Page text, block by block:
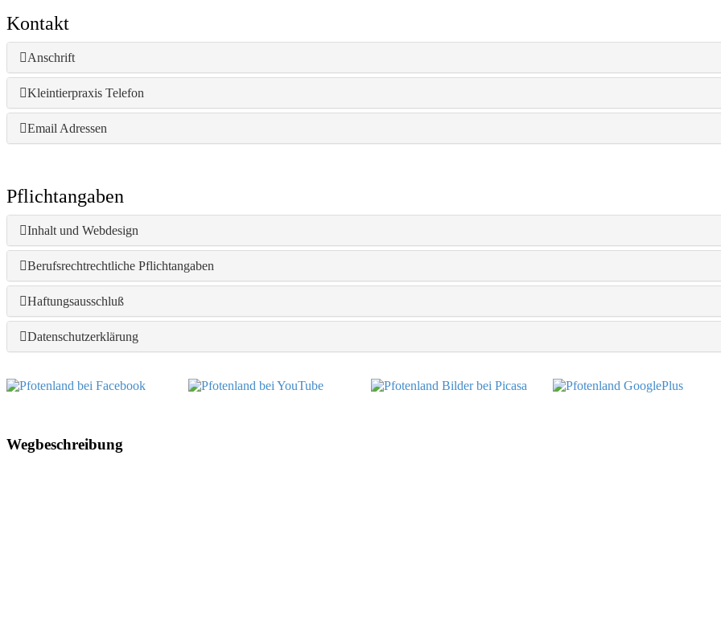
Kontakt
Anschrift
Kleintierpraxis Telefon
Email Adressen
Pflichtangaben
Inhalt und Webdesign
Berufsrechtrechtliche Pflichtangaben
Haftungsausschluß
Datenschutzerklärung
Wegbeschreibung